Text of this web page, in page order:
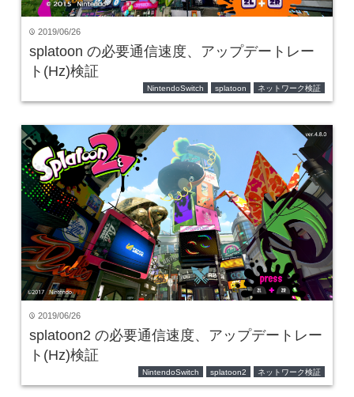
time 2019/06/26
splatoon の必要通信速度、アップデートレー
ト(Hz)検証
NintendoSwitch splatoon ネットワーク検証
time 2019/06/26
splatoon2 の必要通信速度、アップデートレー
ト(Hz)検証
NintendoSwitch splatoon2 ネットワーク検証